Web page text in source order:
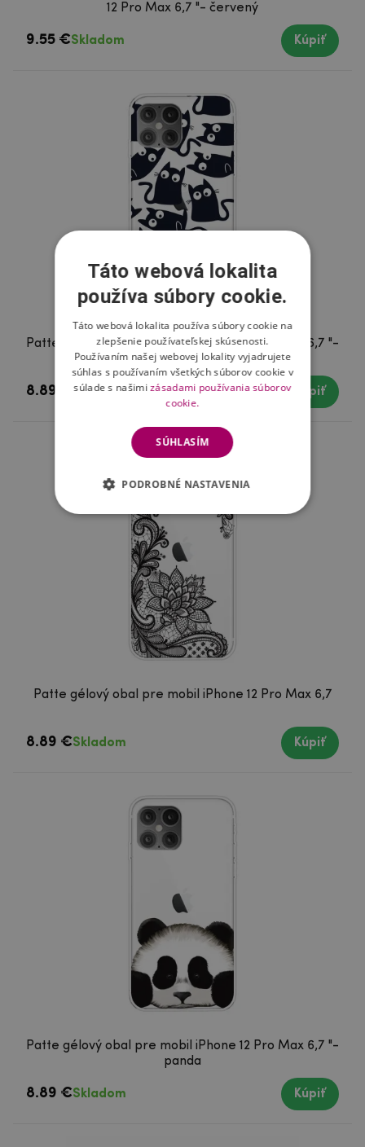
12 Pro Max 6,7 "- červený
9.55 €Skladom Kúpiť
Patte gélový obal pre mobil iPhone 12 Pro Max 6,7 "-
čierne mačky
8.89 € Skladom Kúpiť
Patte gélový obal pre mobil iPhone 12 Pro Max 6,7
8.89 €Skladom Kúpiť
Patte gélový obal pre mobil iPhone 12 Pro Max 6,7 "-
panda
8.89 €Skladom Kúpiť
Táto webová lokalita
používa súbory cookie.
Táto webová lokalita používa súbory cookie na
zlepšenie používateľskej skúsenosti.
Používaním našej webovej lokality vyjadrujete
súhlas s používaním všetkých súborov cookie v
súlade s našimizásadami používania súborov
cookie.
SÚHLASÍM
PODROBNÉ NASTAVENIA